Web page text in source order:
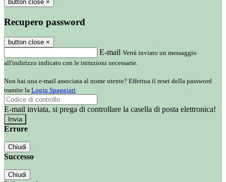
button close ×
Recupero password
button close ×
E-mail Verrà inviato un messaggio
all'indirizzo indicato con le istruzioni necessarie.
Non hai una e-mail associata al nome utente? Effettua il reset della password
tramite la Login Spaggiari
E-mail inviata, si prega di controllare la casella di posta elettronica!
Errore
Chiudi
Successo
Chiudi